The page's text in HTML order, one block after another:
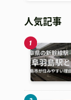
人気記事